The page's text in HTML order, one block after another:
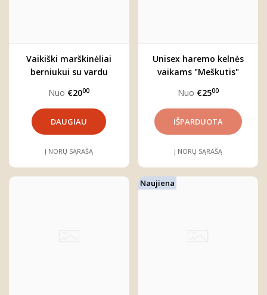
Vaikiški marškinėliai
berniukui su vardu
Nuo €2000
DAUGIAU
Į NORŲ SĄRAŠĄ
Unisex haremo kelnės
vaikams "Meškutis"
Nuo €2500
Į NORŲ SĄRAŠĄ
Naujiena